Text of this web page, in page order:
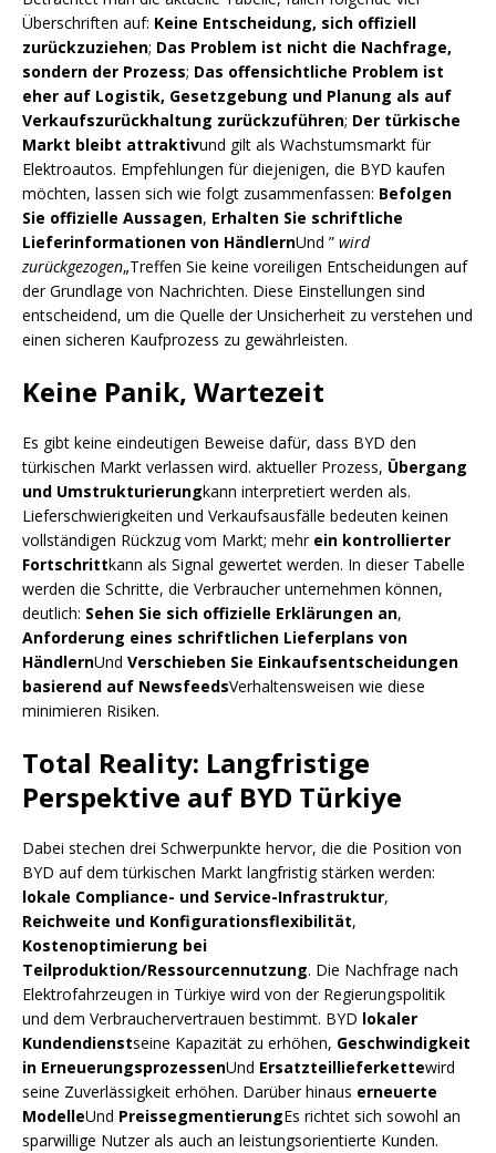
Überschriften auf: Keine Entscheidung, sich offiziell
zurückzuziehen; Das Problem ist nicht die Nachfrage,
sondern der Prozess; Das offensichtliche Problem ist
eher auf Logistik, Gesetzgebung und Planung als auf
Verkaufszurückhaltung zurückzuführen; Der türkische
Markt bleibt attraktivund gilt als Wachstumsmarkt für
Elektroautos. Empfehlungen für diejenigen, die BYD kaufen
möchten, lassen sich wie folgt zusammenfassen: Befolgen
Sie offizielle Aussagen, Erhalten Sie schriftliche
Lieferinformationen von HändlernUnd ” wird
zurückgezogen„Treffen Sie keine voreiligen Entscheidungen auf
der Grundlage von Nachrichten. Diese Einstellungen sind
entscheidend, um die Quelle der Unsicherheit zu verstehen und
einen sicheren Kaufprozess zu gewährleisten.
Keine Panik, Wartezeit
Es gibt keine eindeutigen Beweise dafür, dass BYD den
türkischen Markt verlassen wird. aktueller Prozess, Übergang
und Umstrukturierungkann interpretiert werden als.
Lieferschwierigkeiten und Verkaufsausfälle bedeuten keinen
vollständigen Rückzug vom Markt; mehr ein kontrollierter
Fortschrittkann als Signal gewertet werden. In dieser Tabelle
werden die Schritte, die Verbraucher unternehmen können,
deutlich: Sehen Sie sich offizielle Erklärungen an,
Anforderung eines schriftlichen Lieferplans von
HändlernUnd Verschieben Sie Einkaufsentscheidungen
basierend auf NewsfeedsVerhaltensweisen wie diese
minimieren Risiken.
Total Reality: Langfristige
Perspektive auf BYD Türkiye
Dabei stechen drei Schwerpunkte hervor, die die Position von
BYD auf dem türkischen Markt langfristig stärken werden:
lokale Compliance- und Service-Infrastruktur,
Reichweite und Konfigurationsflexibilität,
Kostenoptimierung bei
Teilproduktion/Ressourcennutzung. Die Nachfrage nach
Elektrofahrzeugen in Türkiye wird von der Regierungspolitik
und dem Verbrauchervertrauen bestimmt. BYD lokaler
Kundendienstseine Kapazität zu erhöhen, Geschwindigkeit
in ErneuerungsprozessenUnd Ersatzteillieferkettewird
seine Zuverlässigkeit erhöhen. Darüber hinaus erneuerte
ModelleUnd PreissegmentierungEs richtet sich sowohl an
sparwillige Nutzer als auch an leistungsorientierte Kunden.